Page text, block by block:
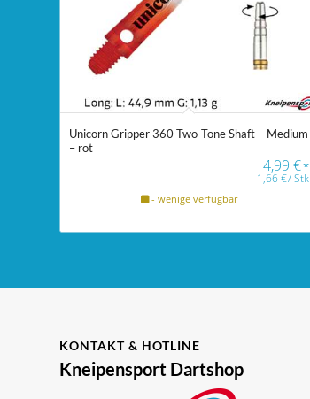
Unicorn Gripper 360 Two-Tone Shaft – Medium
– rot
4,99€*
1,66€/Stk
- wenige verfügbar
KONTAKT & HOTLINE
Kneipensport Dartshop